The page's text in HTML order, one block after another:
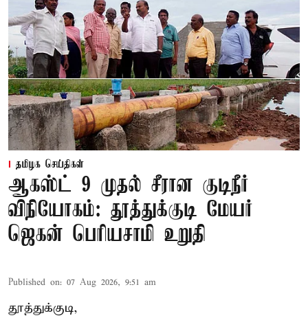
தமிழக செய்திகள்
ஆகஸ்ட் 9 முதல் சீரான குடிநீர்
விநியோகம்: தூத்துக்குடி மேயர்
ஜெகன் பெரியசாமி உறுதி
Published on: 07 Aug 2026, 9:51 am
தூத்துக்குடி,